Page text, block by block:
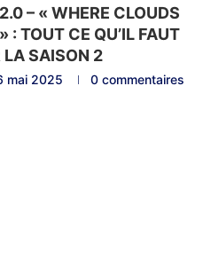
– « WHERE CLOUDS
: TOUT CE QU’IL FAUT
LA SAISON 2
mai 2025 0 commentaires